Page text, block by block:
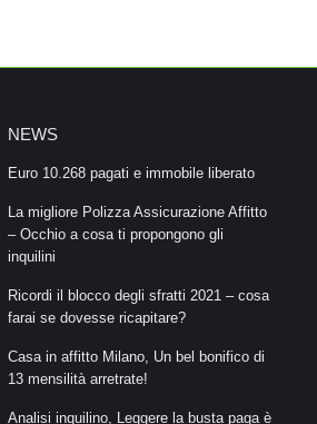
NEWS
Euro 10.268 pagati e immobile liberato
La migliore Polizza Assicurazione Affitto
– Occhio a cosa ti propongono gli
inquilini
Ricordi il blocco degli sfratti 2021 – cosa
farai se dovesse ricapitare?
Casa in affitto Milano, Un bel bonifico di
13 mensilità arretrate!
Analisi inquilino, Leggere la busta paga è